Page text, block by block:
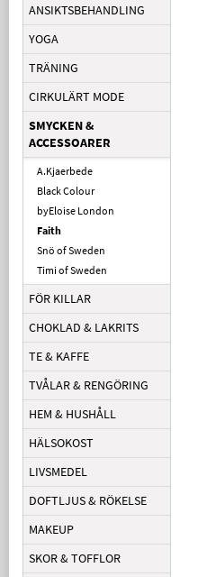
ANSIKTSBEHANDLING
YOGA
TRÄNING
CIRKULÄRT MODE
SMYCKEN &
ACCESSOARER
A.Kjaerbede
Black Colour
byEloise London
Faith
Snö of Sweden
Timi of Sweden
FÖR KILLAR
CHOKLAD & LAKRITS
TE & KAFFE
TVÅLAR & RENGÖRING
HEM & HUSHÅLL
HÄLSOKOST
LIVSMEDEL
DOFTLJUS & RÖKELSE
MAKEUP
SKOR & TOFFLOR